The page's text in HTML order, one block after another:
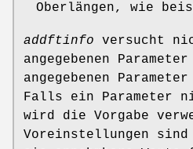
Oberlängen, wie
addftinfo versucht
angegebenen
angegebenen
Falls ein Parameter
wird die Vorgabe
Voreinstellungen